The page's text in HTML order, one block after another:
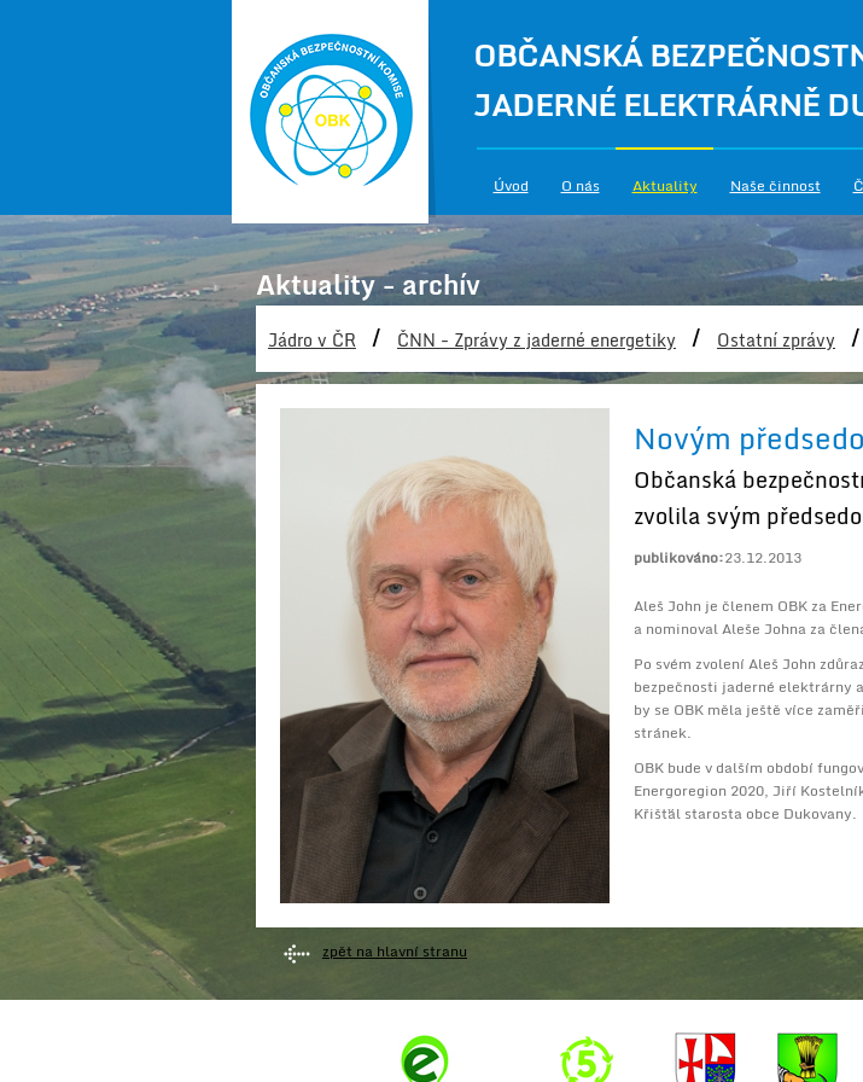
OBČANSKÁ
JADERNÉ ELEKTRÁRNĚ
Úvod O nás Aktuality Naše činnost
Aktuality - archív
Jádro v ČR / ČNN - Zprávy z jaderné energetiky / Ostatní zprávy /
Novým
Občanská
zvolila svým
publikováno:23.12.2013
Aleš John je členem OBK za
a nominoval Aleše Johna za
Po svém zvolení Aleš John
bezpečnosti jaderné elektrárny
by se OBK měla ještě více
stránek.
OBK bude v dalším období
Energoregion 2020, Jiří
Křišťál starosta obce Dukovany.
zpět na hlavní stranu